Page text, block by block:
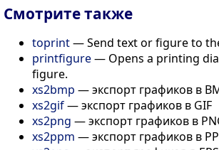
Смотрите также
toprint— Send text or figure to
printfigure— Opens a printing
figure.
xs2bmp — экспорт графиков в
xs2gif— экспорт графиков в GIF
xs2png — экспорт графиков в
xs2ppm — экспорт графиков в